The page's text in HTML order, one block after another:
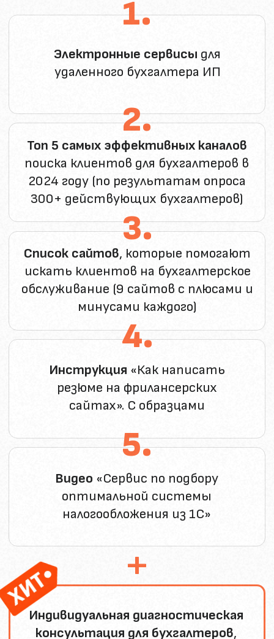
Видео«Сервис по подбору
оптимальной системы
налогообложения из 1С»
+
Индивидуальная диагностическая
консультация для бухгалтеров,
которые хотят выйти на аутсорс
и зарабатывать дополнительно
от 150 000 руб. в месяц и более
Аудит ваших навыков, составление
пакета услуг которые могут быть
востребованы
Постановка целей и ожидаемых
результатов
Разработка и утверждение
персонального плана развития
ОБАВТОРЕ
Ольга Краснова
Разработчик и экс-директор БСС
Руководитель школы Финансовых
экспертов, автор топовых курсов
"Онлайн бухгалтер для ИП. Точка
NPS 97%
Помогла уже более 6800 бухгалтеров
стать свободнее, больше
В подчинении 200 сотрудников,
вместе мы вышли на второе место
в России среди справочных систем
для бухгалтеров